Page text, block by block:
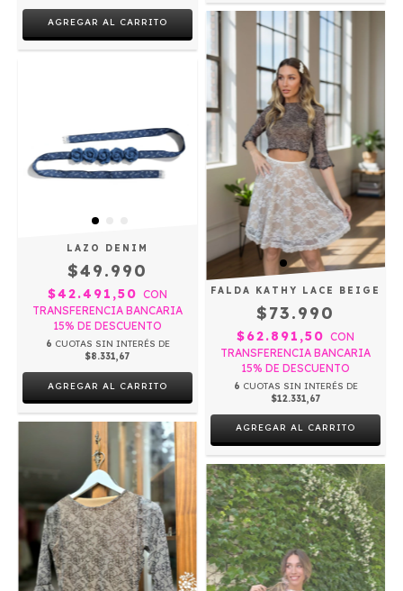
AGREGAR AL CARRITO
LAZO DENIM
$49.990
$42.491,50 CON
TRANSFERENCIA BANCARIA
15% DE DESCUENTO
6 CUOTAS SIN INTERÉS DE
$8.331,67
FALDA KATHY LACE BEIGE
$73.990
$62.891,50 CON
TRANSFERENCIA BANCARIA
15% DE DESCUENTO
6 CUOTAS SIN INTERÉS DE
$12.331,67
AGREGAR AL CARRITO